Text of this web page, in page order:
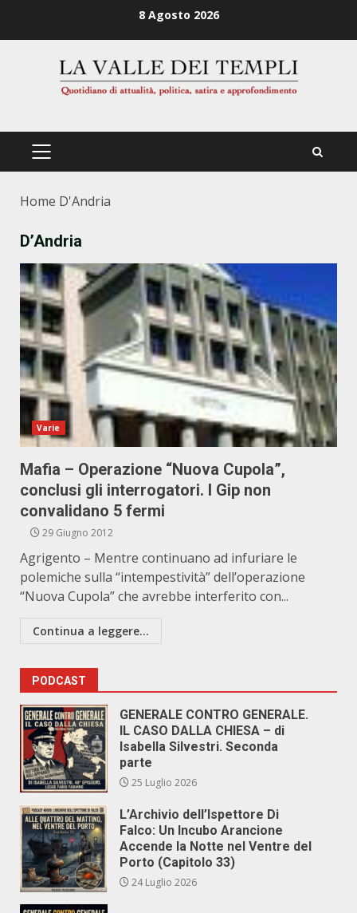
8 Agosto 2026
PRIMÄRES
Home D'Andria
D’Andria
Varie
Mafia – Operazione “Nuova Cupola”,
conclusi gli interrogatori. I Gip non
convalidano 5 fermi
29 Giugno 2012
Agrigento – Mentre continuano ad infuriare le
polemiche sulla “intempestività” dell’operazione
“Nuova Cupola” che avrebbe interferito con...
Continua a leggere...
PODCAST
GENERALE CONTRO GENERALE.
IL CASO DALLA CHIESA – di
Isabella Silvestri. Seconda
parte
25 Luglio 2026
L’Archivio dell’Ispettore Di
Falco: Un Incubo Arancione
Accende la Notte nel Ventre del
Porto (Capitolo 33)
24 Luglio 2026